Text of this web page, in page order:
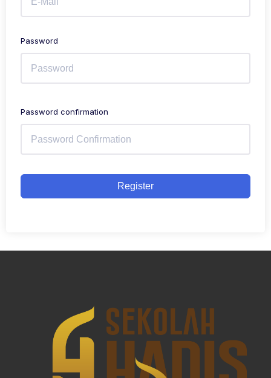
Password
Password confirmation
Register